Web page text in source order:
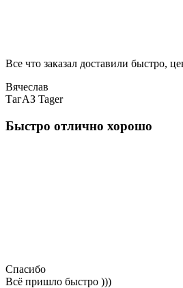
Все что заказал доставили быстро,
Вячеслав
ТагАЗ Tager
Быстро отлично хорошо
Спасибо
Всё пришло быстро )))